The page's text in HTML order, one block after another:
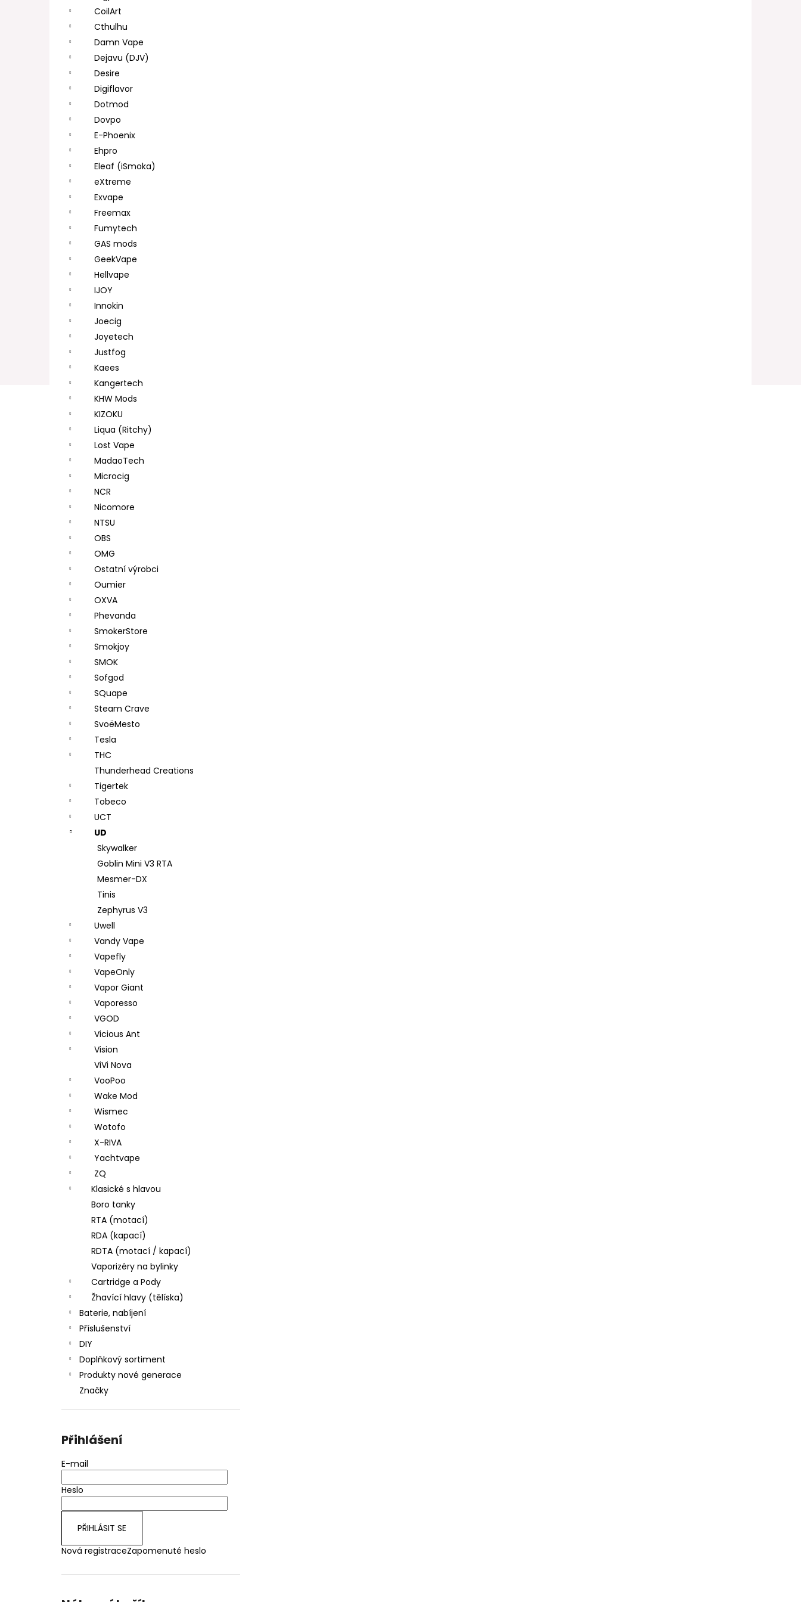
CoilArt
Cthulhu
Damn Vape
Dejavu (DJV)
Desire
Digiflavor
Dotmod
Dovpo
E-Phoenix
Ehpro
Eleaf (iSmoka)
eXtreme
Exvape
Freemax
Fumytech
GAS mods
GeekVape
Hellvape
IJOY
Innokin
Joecig
Joyetech
Justfog
Kaees
Kangertech
KHW Mods
KIZOKU
Liqua (Ritchy)
Lost Vape
MadaoTech
Microcig
NCR
Nicomore
NTSU
OBS
OMG
Ostatní výrobci
Oumier
OXVA
Phevanda
SmokerStore
Smokjoy
SMOK
Sofgod
SQuape
Steam Crave
SvoëMesto
Tesla
THC
Thunderhead Creations
Tigertek
Tobeco
UCT
UD
Skywalker
Goblin Mini V3 RTA
Mesmer-DX
Tinis
Zephyrus V3
Uwell
Vandy Vape
Vapefly
VapeOnly
Vapor Giant
Vaporesso
VGOD
Vicious Ant
Vision
ViVi Nova
VooPoo
Wake Mod
Wismec
Wotofo
X-RIVA
Yachtvape
ZQ
Klasické s hlavou
Boro tanky
RTA (motací)
RDA (kapací)
RDTA (motací / kapací)
Vaporizéry na bylinky
Cartridge a Pody
Žhavící hlavy (tělíska)
Baterie, nabíjení
Příslušenství
DIY
Doplňkový sortiment
Produkty nové generace
Značky
Přihlášení
E-mail
Heslo
PŘIHLÁSIT SE
Nová registraceZapomenuté heslo